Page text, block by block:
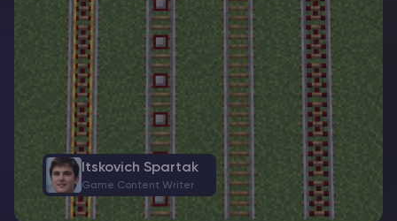
dans le Happy Ghast – une version rare et pacifique…
Itskovich Spartak
Game Content Writer